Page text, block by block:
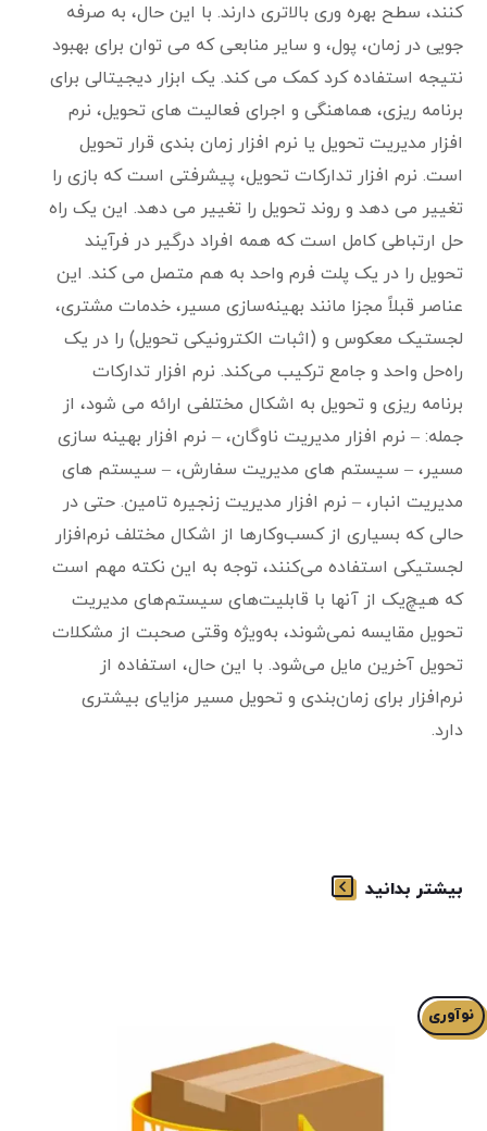
کنند، سطح بهره وری بالاتری دارند. با این حال، به صرفه
جویی در زمان، پول، و سایر منابعی که می توان برای بهبود
نتیجه استفاده کرد کمک می کند. یک ابزار دیجیتالی برای
برنامه ریزی، هماهنگی و اجرای فعالیت های تحویل، نرم
افزار مدیریت تحویل یا نرم افزار زمان بندی قرار تحویل
است. نرم افزار تدارکات تحویل، پیشرفتی است که بازی را
تغییر می دهد و روند تحویل را تغییر می دهد. این یک راه
حل ارتباطی کامل است که همه افراد درگیر در فرآیند
تحویل را در یک پلت فرم واحد به هم متصل می کند. این
عناصر قبلاً مجزا مانند بهینه‌سازی مسیر، خدمات مشتری،
لجستیک معکوس و (اثبات الکترونیکی تحویل) را در یک
راه‌حل واحد و جامع ترکیب می‌کند. نرم افزار تدارکات
برنامه ریزی و تحویل به اشکال مختلفی ارائه می شود، از
جمله: – نرم افزار مدیریت ناوگان، – نرم افزار بهینه سازی
مسیر، – سیستم های مدیریت سفارش، – سیستم های
مدیریت انبار، – نرم افزار مدیریت زنجیره تامین. حتی در
حالی که بسیاری از کسب‌وکارها از اشکال مختلف نرم‌افزار
لجستیکی استفاده می‌کنند، توجه به این نکته مهم است
که هیچ‌یک از آنها با قابلیت‌های سیستم‌های مدیریت
تحویل مقایسه نمی‌شوند، به‌ویژه وقتی صحبت از مشکلات
تحویل آخرین مایل می‌شود. با این حال، استفاده از
نرم‌افزار برای زمان‌بندی و تحویل مسیر مزایای بیشتری
دارد.
بیشتر بدانید
نوآوری